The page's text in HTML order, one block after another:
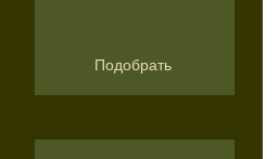
Подобрать